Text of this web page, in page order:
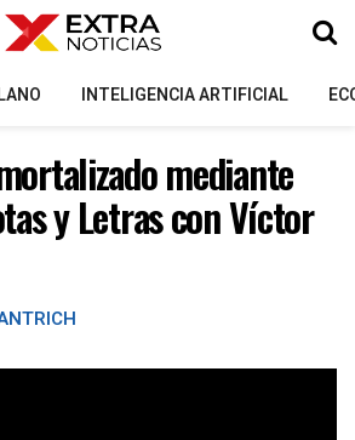
INTELIGENCIA ARTIFICIAL
mediante
y Letras con Víctor